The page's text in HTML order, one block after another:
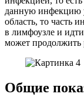
данную инфекцию
область, то часть
в лимфоузле и
может продолжить
Общие